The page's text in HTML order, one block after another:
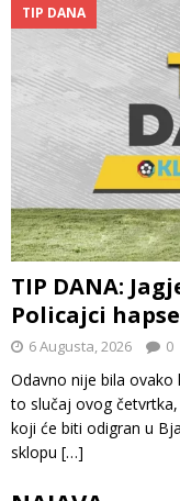
TIP DANA
TIP DANA:
Policajci
6 Augusta, 2026 0
Odavno nije bila
to slučaj ovog
koji će biti odigran u
sklopu […]